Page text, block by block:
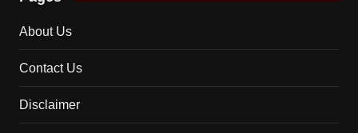
About Us
Contact Us
Disclaimer